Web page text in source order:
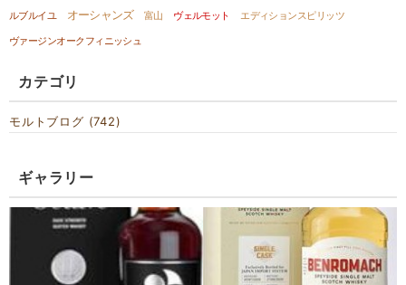
ルブルイユ オーシャンズ 富山 ヴェルモット
エディションスピリッツ
ヴァージンオークフィニッシュ
カテゴリ
モルトブログ (742)
ギャラリー